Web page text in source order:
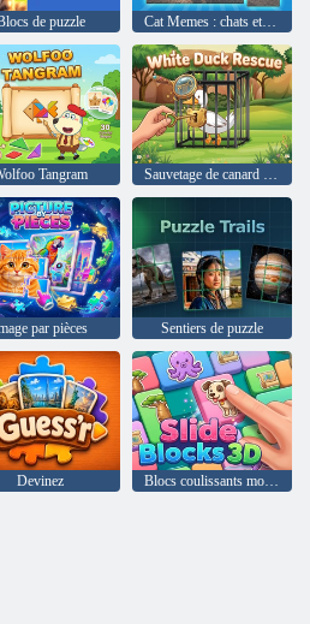
de puzzle Cat Memes : chats et puzzles de mèmes !
Tangram Sauvetage de canard blanc
par pièces Sentiers de puzzle
Devinez Blocs coulissants modèle 3D